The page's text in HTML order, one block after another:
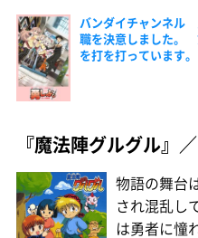
バンダイチャンネル
職を決意しました。
を打を打っています。
『魔法陣グルグル』
物語の舞台
され混乱し
は勇者に憧